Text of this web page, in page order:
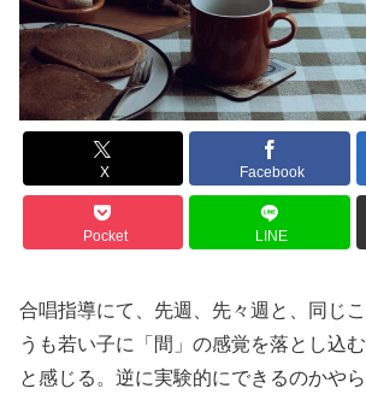
X Facebook
Pocket LINE
合唱指導にて、先週、先々週と、同じ
うも若い子に「間」の感覚を落とし込
と感じる。逆に実験的にできるのかや